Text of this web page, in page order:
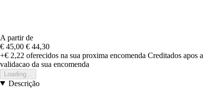
A partir de
€ 45,00 € 44,30
+€ 2,22 oferecidos na sua proxima encomenda Creditados apos a
validacao da sua encomenda
Loading...
Descrição